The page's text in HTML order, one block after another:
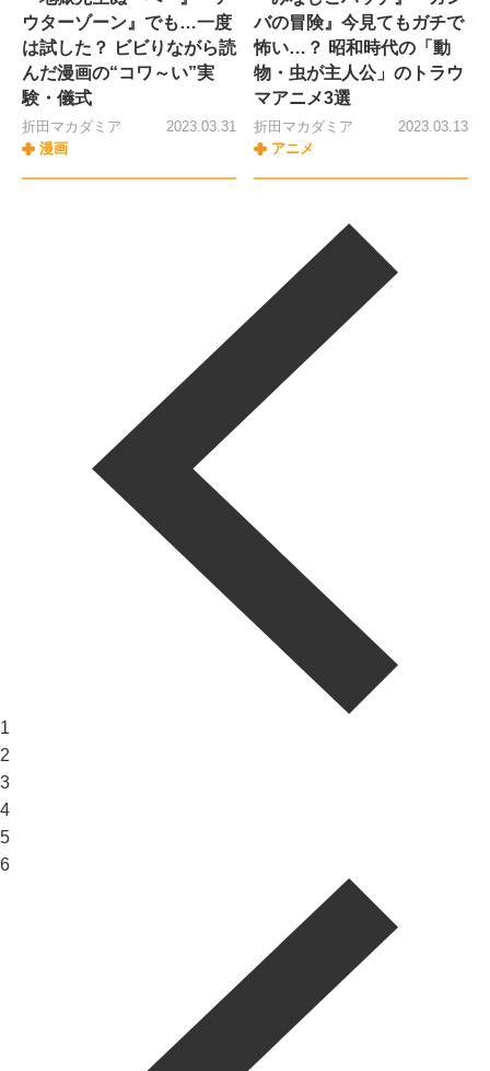
ウターゾーン』でも…一度
は試した？ ビビりながら読
んだ漫画の“コワ～い”実
験・儀式
折田マカダミア
漫画
2023.03.31
バの冒険』今見てもガチで
怖い…？ 昭和時代の「動
物・虫が主人公」のトラウ
マアニメ3選
折田マカダミア
アニメ
2023.03.13
1
2
3
4
5
6